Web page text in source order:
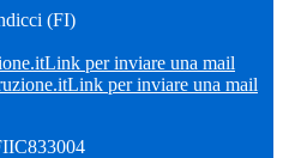
(FI)
Link per inviare una mail
Link per inviare una mail